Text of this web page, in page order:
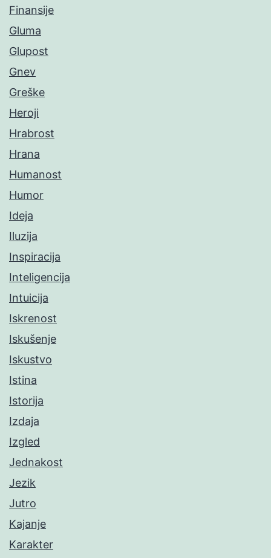
Finansije
Gluma
Glupost
Gnev
Greške
Heroji
Hrabrost
Hrana
Humanost
Humor
Ideja
Iluzija
Inspiracija
Inteligencija
Intuicija
Iskrenost
Iskušenje
Iskustvo
Istina
Istorija
Izdaja
Izgled
Jednakost
Jezik
Jutro
Kajanje
Karakter